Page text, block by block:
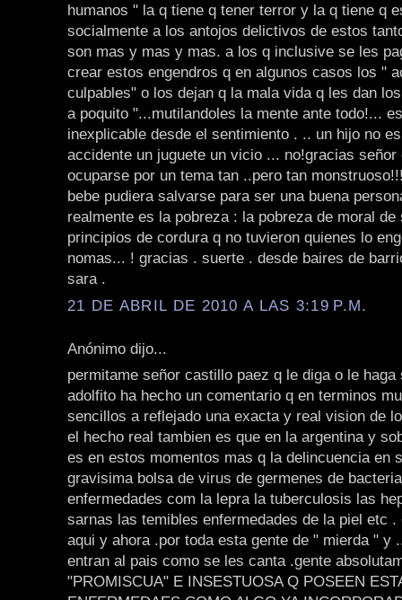
humanos " la q tiene q tener terror y la q tiene q
socialmente a los antojos delictivos de estos
son mas y mas y mas. a los q inclusive se les
crear estos engendros q en algunos casos los "
culpables" o los dejan q la mala vida q les dan
a poquito "...mutilandoles la mente ante todo!...
inexplicable desde el sentimiento . .. un hijo no
accidente un juguete un vicio ... no!gracias
ocuparse por un tema tan ..pero tan
bebe pudiera salvarse para ser una buena
realmente es la pobreza : la pobreza de moral de
principios de cordura q no tuvieron quienes lo
nomas... ! gracias . suerte . desde baires de
sara .
21 DE ABRIL DE 2010 A LAS 3:19 P.M.
Anónimo dijo...
permitame señor castillo paez q le diga o le haga
adolfito ha hecho un comentario q en terminos
sencillos a reflejado una exacta y real vision de
el hecho real tambien es que en la argentina y
es en estos momentos mas q la delincuencia en
gravisima bolsa de virus de germenes de
enfermedades com la lepra la tuberculosis las
sarnas las temibles enfermedades de la piel etc .
aqui y ahora .por toda esta gente de " mierda " y
entran al pais como se les canta .gente
"PROMISCUA" E INSESTUOSA Q POSEEN